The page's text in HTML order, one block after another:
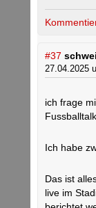
#37
27.04.2025
ich frage
Ich habe
Das ist
live im